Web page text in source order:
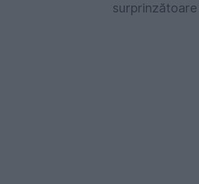
surprinzătoare